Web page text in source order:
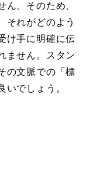
ん。そのため、
それがどのよう
け手に明確に伝
ません。スタン
の文脈での「標
いでしょう。